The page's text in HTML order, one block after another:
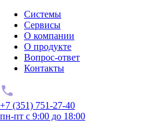
Системы
Сервисы
О компании
О продукте
Вопрос-ответ
Контакты
+7 (351) 751-27-40
пн-пт с 9:00 до 18:00